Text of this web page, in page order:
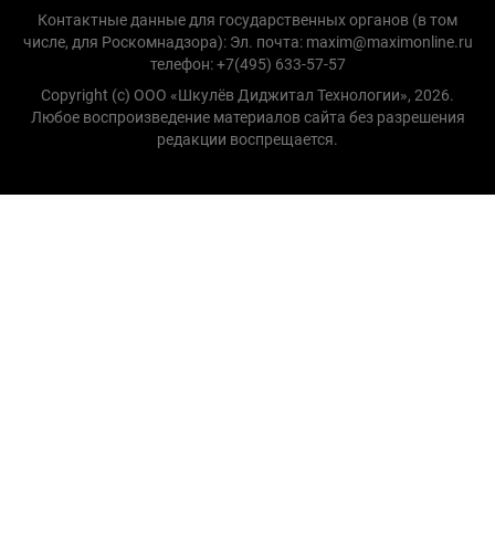
Контактные данные для государственных органов (в том
числе, для Роскомнадзора): Эл. почта: maxim@maximonline.ru
телефон: +7(495) 633-57-57
Copyright (с) ООО «Шкулёв Диджитал Технологии», 2026.
Любое воспроизведение материалов сайта без разрешения
редакции воспрещается.